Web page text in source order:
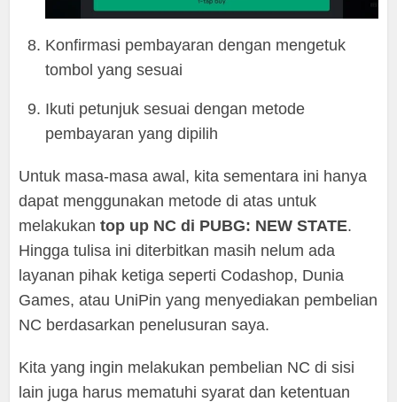
Konfirmasi pembayaran dengan mengetuk
tombol yang sesuai
Ikuti petunjuk sesuai dengan metode
pembayaran yang dipilih
Untuk masa-masa awal, kita sementara ini hanya
dapat menggunakan metode di atas untuk
melakukantop up NC di PUBG: NEW STATE.
Hingga tulisa ini diterbitkan masih nelum ada
layanan pihak ketiga seperti Codashop, Dunia
Games, atau UniPin yang menyediakan pembelian
NC berdasarkan penelusuran saya.
Kita yang ingin melakukan pembelian NC di sisi
lain juga harus mematuhi syarat dan ketentuan